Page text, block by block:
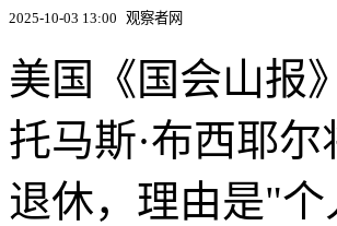
2025-10-03 13:00 观察者网
美国《国会山报
托马斯·布西耶
退休，理由是"